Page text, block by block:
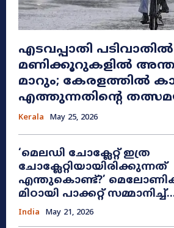
എടവപ്പാതി
മണിക്കൂറുകളിൽ
മാറും; കേരളത്തിൽ
എത്തുന്നതിന്റെ
Kerala May 25, 2026
​‘മെലഡി ചോക്ലേറ്റ് ഇത്ര
ചോക്ലേറ്റിയായിരിക്കുന്നത്
എന്തുകൊണ്ട്?’
മിഠായി പാക്കറ്റ്
India May 21, 2026